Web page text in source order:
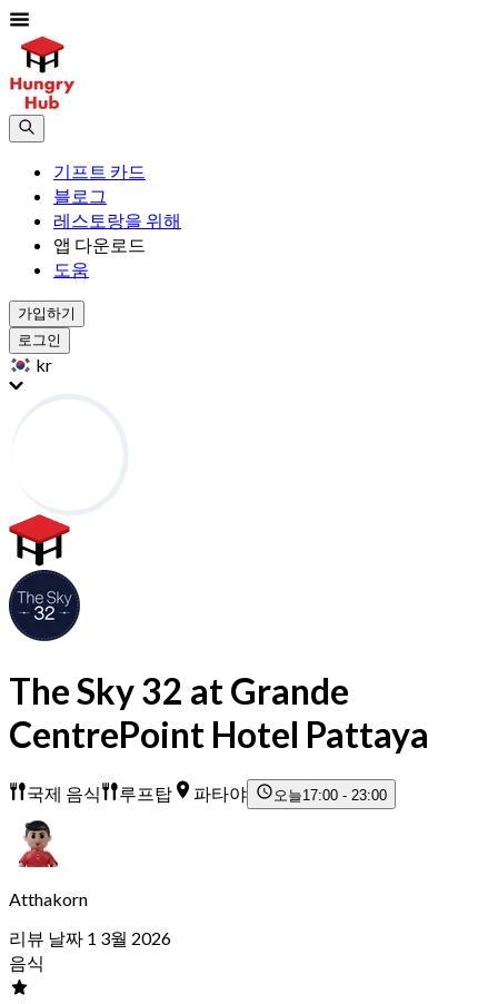
기프트 카드
블로그
레스토랑을 위해
앱 다운로드
도움
가입하기
로그인
kr
The Sky 32 at Grande
CentrePoint Hotel Pattaya
국제 음식 루프탑 파타야 오늘17:00 - 23:00
Atthakorn
리뷰 날짜 1 3월 2026
음식